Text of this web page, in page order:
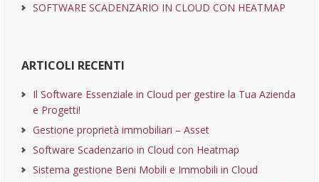
SOFTWARE SCADENZARIO IN CLOUD CON HEATMAP
ARTICOLI RECENTI
Il Software Essenziale in Cloud per gestire la Tua Azienda
e Progetti!
Gestione proprietà immobiliari – Asset
Software Scadenzario in Cloud con Heatmap
Sistema gestione Beni Mobili e Immobili in Cloud